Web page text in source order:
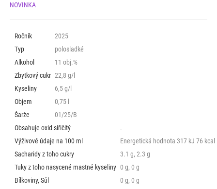
NOVINKA
Ročník
2025
Typ
polosladké
Alkohol
11 obj.%
Zbytkový cukr 22,8 g/l
Kyseliny
6,5 g/l
Objem
0,75 l
Šarže
01/25/B
Obsahuje oxid siřičitý
.
Výživové údaje na 100 ml
Energetická hodnota 317 kJ 76 kcal
Sacharidy z toho cukry
3.1 g, 2.3 g
Tuky z toho nasycené mastné kyseliny 0 g, 0 g
Bílkoviny, Sůl
0 g, 0 g